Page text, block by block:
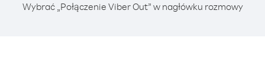
Wybrać „Połączenie Viber Out” w nagłówku rozmowy